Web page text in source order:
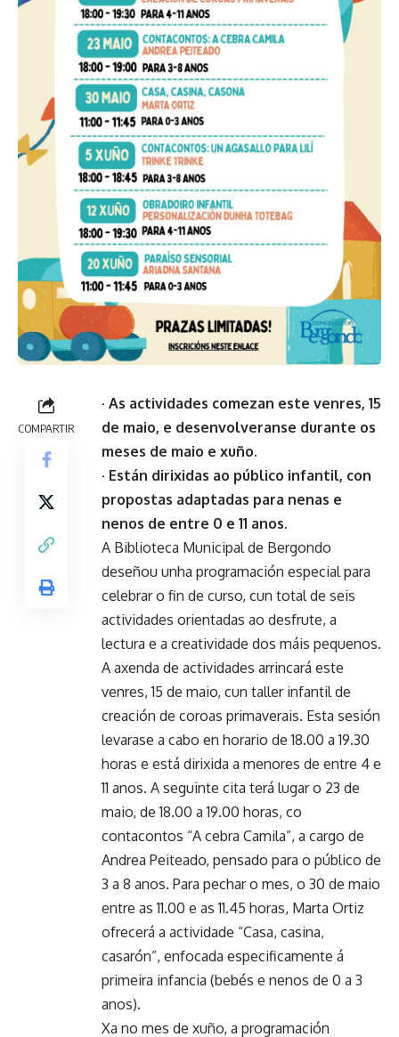
COMPARTIR
· As actividades comezan este venres, 15
de maio, e desenvolveranse durante os
meses de maio e xuño.
· Están dirixidas ao público infantil, con
propostas adaptadas para nenas e
nenos de entre 0 e 11 anos.
A Biblioteca Municipal de Bergondo
deseñou unha programación especial para
celebrar o fin de curso, cun total de seis
actividades orientadas ao desfrute, a
lectura e a creatividade dos máis pequenos.
A axenda de actividades arrincará este
venres, 15 de maio, cun taller infantil de
creación de coroas primaverais. Esta sesión
levarase a cabo en horario de 18.00 a 19.30
horas e está dirixida a menores de entre 4 e
11 anos. A seguinte cita terá lugar o 23 de
maio, de 18.00 a 19.00 horas, co
contacontos “A cebra Camila”, a cargo de
Andrea Peiteado, pensado para o público de
3 a 8 anos. Para pechar o mes, o 30 de maio
entre as 11.00 e as 11.45 horas, Marta Ortiz
ofrecerá a actividade “Casa, casina,
casarón”, enfocada especificamente á
primeira infancia (bebés e nenos de 0 a 3
anos).
Xa no mes de xuño, a programación